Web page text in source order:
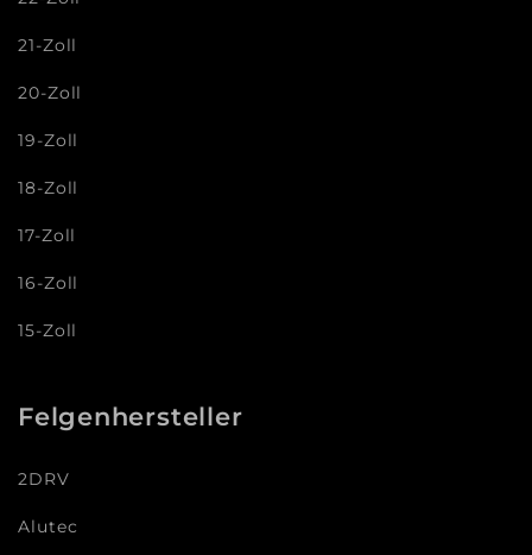
21-Zoll
20-Zoll
19-Zoll
18-Zoll
17-Zoll
16-Zoll
15-Zoll
Felgenhersteller
2DRV
Alutec